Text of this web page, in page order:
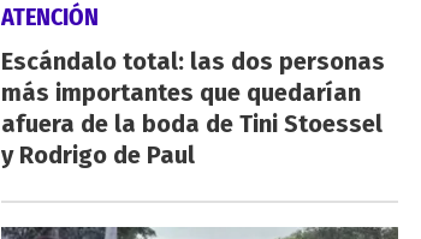
ATENCIÓN
Escándalo total: las dos personas
más importantes que quedarían
afuera de la boda de Tini Stoessel
y Rodrigo de Paul